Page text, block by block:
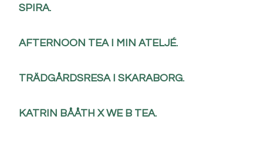
SPIRA.
AFTERNOON TEA I MIN ATELJÉ.
TRÄDGÅRDSRESA I SKARABORG.
KATRIN BÅÅTH X WE B TEA.